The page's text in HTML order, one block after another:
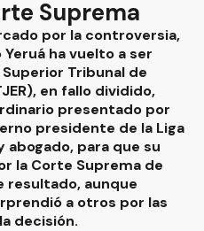
Suprema
por la controversia,
ha vuelto a ser
Superior Tribunal de
en fallo dividido,
presentado por
presidente de la Liga
para que su
la Corte Suprema de
resultado, aunque
a otros por las
decisión.